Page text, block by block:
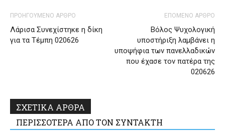
ΠΡΟΗΓΟΥΜΕΝΟ ΑΡΘΡΟ
Λάρισα Συνεχίστηκε η δίκη
για τα Τέμπη 020626
ΕΠΟΜΕΝΟ ΑΡΘΡΟ
Βόλος Ψυχολογική
υποστήριξη λαμβάνει η
υποψήφια των πανελλαδικών
που έχασε τον πατέρα της
020626
ΣΧΕΤΙΚΑ ΑΡΘΡΑ
ΠΕΡΙΣΣΟΤΕΡΑ ΑΠΟ ΤΟΝ ΣΥΝΤΑΚΤΗ